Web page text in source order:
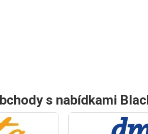
s nabídkami